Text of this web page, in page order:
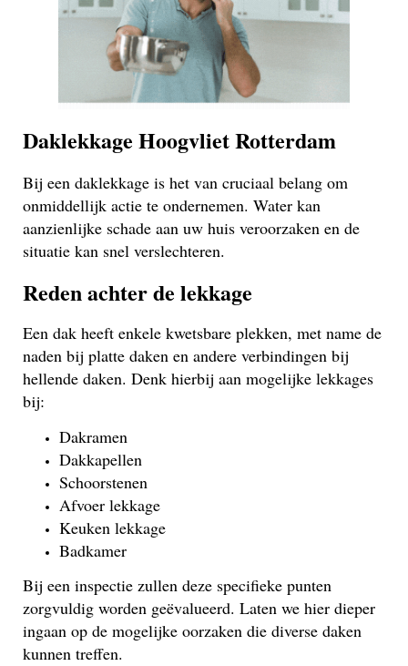
Daklekkage Hoogvliet Rotterdam
Bij een daklekkage is het van cruciaal belang om
onmiddellijk actie te ondernemen. Water kan
aanzienlijke schade aan uw huis veroorzaken en de
situatie kan snel verslechteren.
Reden achter de lekkage
Een dak heeft enkele kwetsbare plekken, met name de
naden bij platte daken en andere verbindingen bij
hellende daken. Denk hierbij aan mogelijke lekkages
bij:
Dakramen
Dakkapellen
Schoorstenen
Afvoer lekkage
Keuken lekkage
Badkamer
Bij een inspectie zullen deze specifieke punten
zorgvuldig worden geëvalueerd. Laten we hier dieper
ingaan op de mogelijke oorzaken die diverse daken
kunnen treffen.